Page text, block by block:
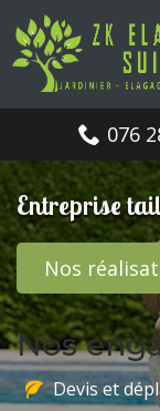
076
Entreprise
Nos
Nos
Devis et